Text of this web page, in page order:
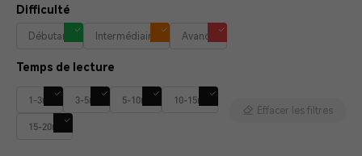
Difficulté
Débutant Intermédiaire Avancé
Temps de lecture
1-3m 3-5m 5-10m 10-15m
15-20m
Effacer les filtres